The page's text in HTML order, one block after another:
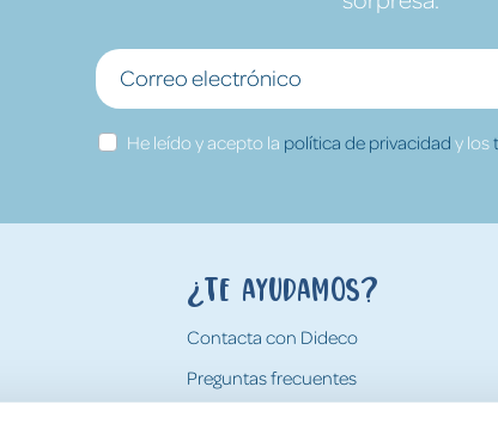
He leído y acepto la política de privacidad y los
¿Te ayudamos?
Contacta con Dideco
Preguntas frecuentes